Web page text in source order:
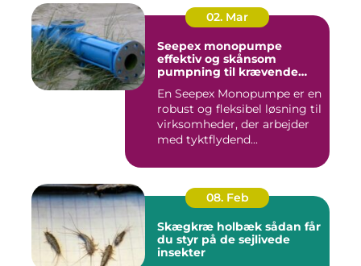
02. Mar
Seepex monopumpe
effektiv og skånsom
pumpning til krævende
En Seepex Monopumpe er en
robust og fleksibel løsning til
virksomheder, der arbejder
med tyktflydend...
08. Feb
Skægkræ holbæk sådan får
du styr på de sejlivede
insekter